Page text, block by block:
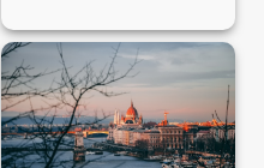
Ταξίδι στην Βουδαπέστη
→ 5 ημέρες από 143€,
αεροπορικά και διαμονή